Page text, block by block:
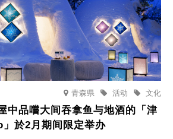
青森県 文化
活动
中品嚐大间吞拿鱼与地酒的「津
於2月期间限定举办